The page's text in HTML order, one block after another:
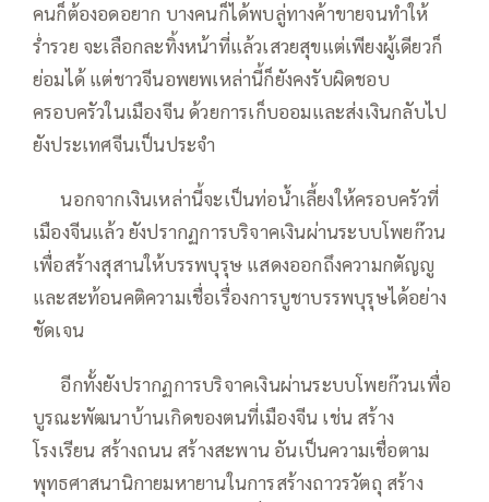
คนก็ต้องอดอยาก บางคนก็ได้พบลู่ทางค้าขายจนทำให้
ร่ำรวย จะเลือกละทิ้งหน้าที่แล้วเสวยสุขแต่เพียงผู้เดียวก็
ย่อมได้ แต่ชาวจีนอพยพเหล่านี้ก็ยังคงรับผิดชอบ
ครอบครัวในเมืองจีน ด้วยการเก็บออมและส่งเงินกลับไป
ยังประเทศจีนเป็นประจำ
—–นอกจากเงินเหล่านี้จะเป็นท่อน้ำเลี้ยงให้ครอบครัวที่
เมืองจีนแล้ว ยังปรากฏการบริจาคเงินผ่านระบบโพยก๊วน
เพื่อสร้างสุสานให้บรรพบุรุษ แสดงออกถึงความกตัญญู
และสะท้อนคติความเชื่อเรื่องการบูชาบรรพบุรุษได้อย่าง
ชัดเจน
อีกทั้งยังปรากฏการบริจาคเงินผ่านระบบโพยก๊วนเพื่อ
บูรณะพัฒนาบ้านเกิดของตนที่เมืองจีน เช่น สร้าง
โรงเรียน สร้างถนน สร้างสะพาน อันเป็นความเชื่อตาม
พุทธศาสนานิกายมหายานในการสร้างถาวรวัตถุ สร้าง